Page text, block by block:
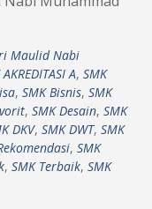
Maulid Nabi
A, SMK
, SMK Bisnis, SMK
, SMK Desain, SMK
DKV, SMK DWT, SMK
, SMK
, SMK Terbaik, SMK